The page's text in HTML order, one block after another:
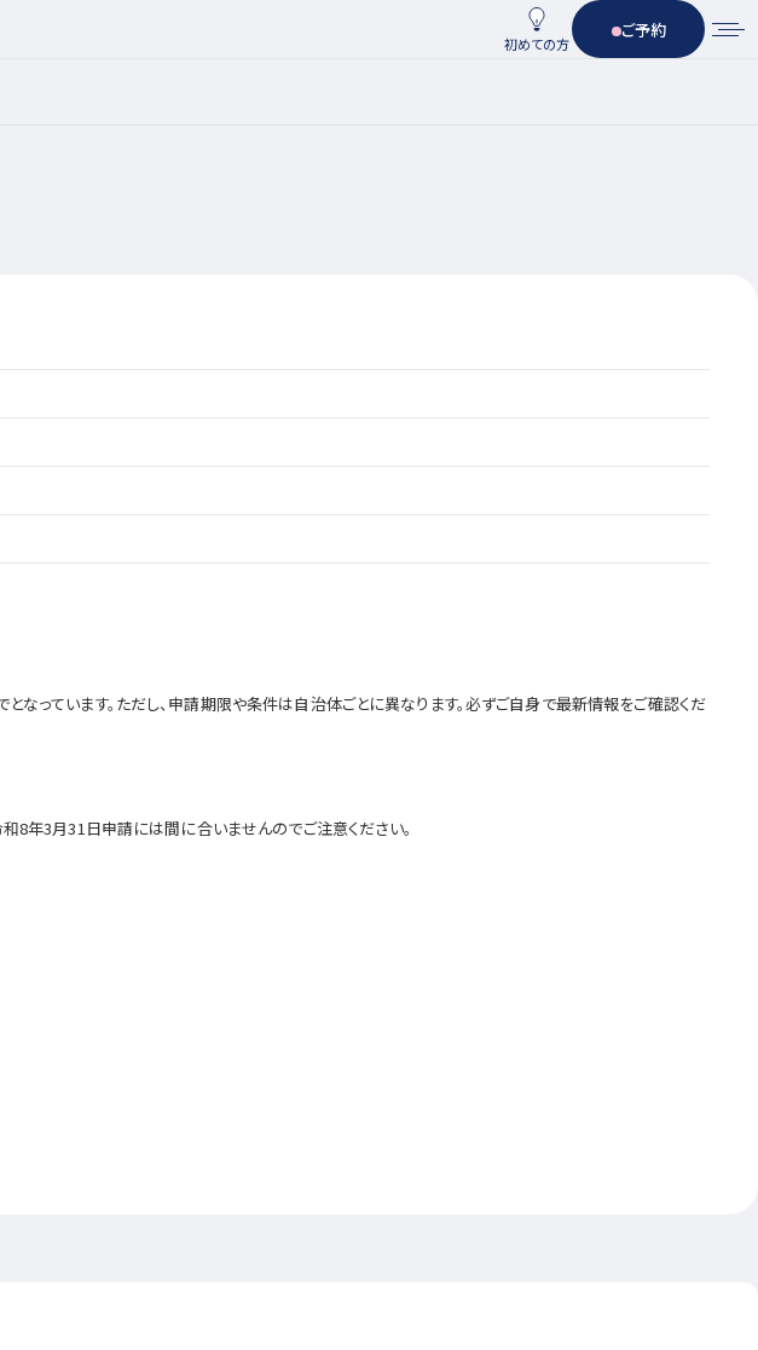
初めての方
ご予約
ています。ただし、申請期限や条件は自治体ごとに異なります。必ずご自身で最新情報をご確認くだ
8年3月31日申請には間に合いませんのでご注意ください。